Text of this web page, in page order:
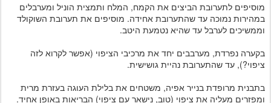
מוסיפים לתערובת הביצים את הקמח, המלח ותמצית הוניל ומערבלים
במהירות נמוכה עד שהתערובת אחידה. מוסיפים את תערובת השוקולד
וממשיכים לערבל עד שהיא נטמעת היטב.
בקערה נפרדת, מערבבים יחד את מרכיבי הציפוי (אפשר לקרוא לזה
ציפוי?), עד שהתערובת נהיית גושישית.
בתבנית מרופדת בנייר אפיה, משטחים את בלילת העוגה בעזרת מרית
ומפזרים מעליה את ציפוי (טוב, נישאר עם ציפוי) הבריאות באופן אחיד.